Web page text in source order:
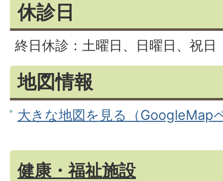
休診日
終日休診：土曜日、日曜日、祝日
地図情報
大きな地図を見る（GoogleMap
健康・福祉施設